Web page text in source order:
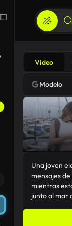
Video
Modelo